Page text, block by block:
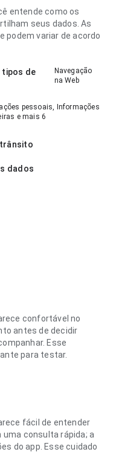
entende como os
seus dados. As
podem variar de acordo
tipos de
Navegação
na Web
pessoais, Informações
e mais 6
dados
confortável no
antes de decidir
Esse
para testar.
fácil de entender
uma consulta rápida; a
do app. Esse cuidado